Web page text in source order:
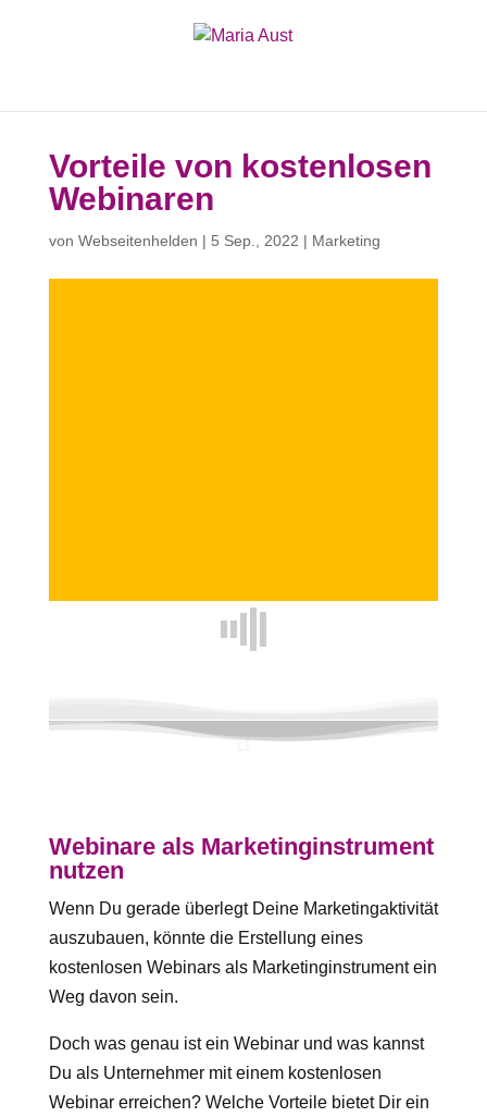
Vorteile von kostenlosen
Webinaren
von Webseitenhelden | 5 Sep., 2022 | Marketing
Webinare als Marketinginstrument
nutzen
Wenn Du gerade überlegt Deine Marketingaktivität
auszubauen, könnte die Erstellung eines
kostenlosen Webinars als Marketinginstrument ein
Weg davon sein.
Doch was genau ist ein Webinar und was kannst
Du als Unternehmer mit einem kostenlosen
Webinar erreichen? Welche Vorteile bietet Dir ein